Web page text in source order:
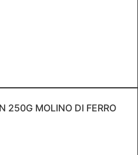
250G MOLINO DI FERRO